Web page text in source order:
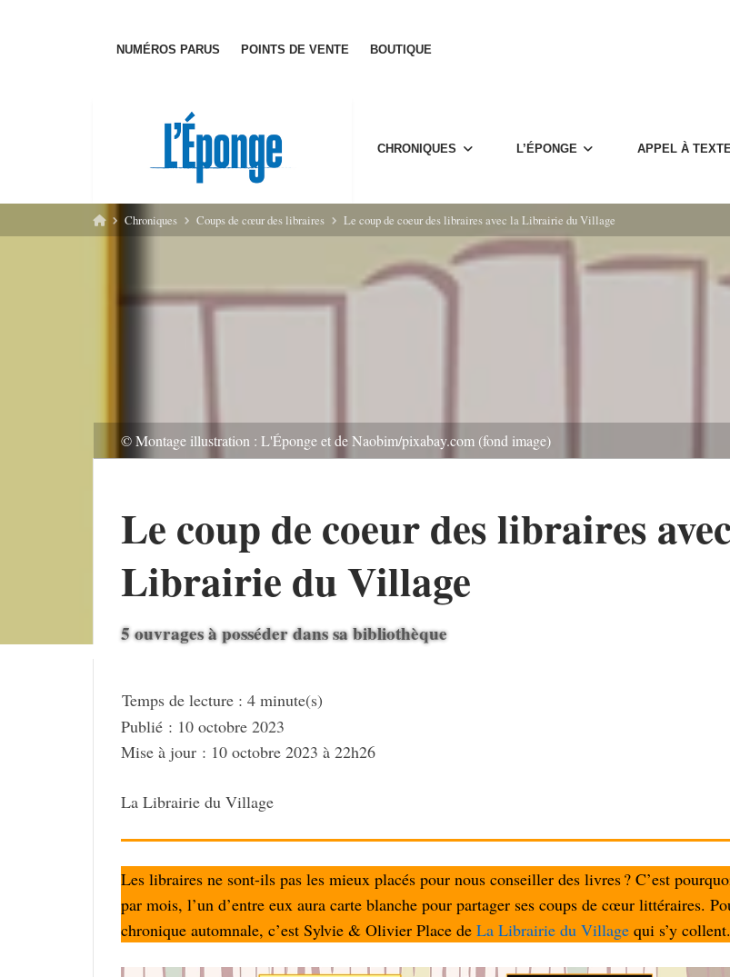
NUMÉ­­­ROS PARUS POINTS DE VENTE BOUTIQUE
CHRO­NIQUES L’ÉPONGE APPEL À
Chroniques Coups de cœur des libraires Le coup de coeur des libraires avec la Librai­­­rie du Village
© Montage illustration : L'Éponge et de Naobim/pixabay.com (fond image)
Le coup de coeur des libraires
Librai­­­rie du Village
5 ouvrages à posséder dans sa bibliothèque
Publié : 10 octobre 2023
Mise à jour : 10 octobre 2023 à 22h26
La Librai­rie du Village
Les libraires ne sont-ils pas les mieux placés pour nous conseiller des livres ? C’est
par mois, l’un d’entre eux aura carte blanche pour parta­ger ses coups de cœur litté­raires.
chro­nique autom­nale, c’est Sylvie & Olivier Place de La Librai­rie du Village qui s’y collent.